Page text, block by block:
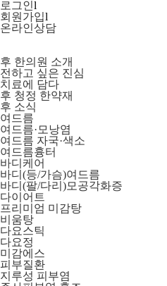
로그인l
회원가입l
온라인상담
후 한의원 소개
전하고 싶은 진심
치료에 담다
후 청정 한약재
후 소식
여드름
여드름·모낭염
여드름 자국·색소
여드름흉터
바디케어
바디(등/가슴)여드름
바디(팔/다리)모공각화증
다이어트
프리미엄 미감탕
비움탕
다요스틱
다요정
미감에스
피부질환
지루성 피부염